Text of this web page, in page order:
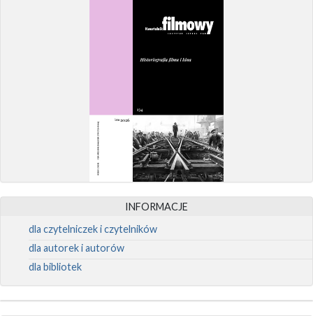
INFORMACJE
dla czytelniczek i czytelników
dla autorek i autorów
dla bibliotek